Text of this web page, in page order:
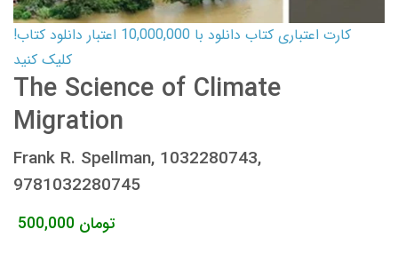
کارت اعتباری کتاب دانلود با 10,000,000 اعتبار دانلود کتاب!
کلیک کنید
The Science of Climate
Migration
Frank R. Spellman, 1032280743,
9781032280745
500,000 تومان